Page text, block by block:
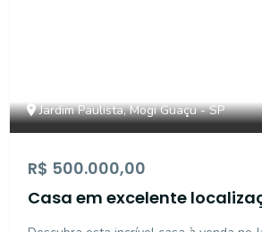
Jardim Paulista, Mogi Guaçu - SP
R$ 500.000,00
Casa em excelente